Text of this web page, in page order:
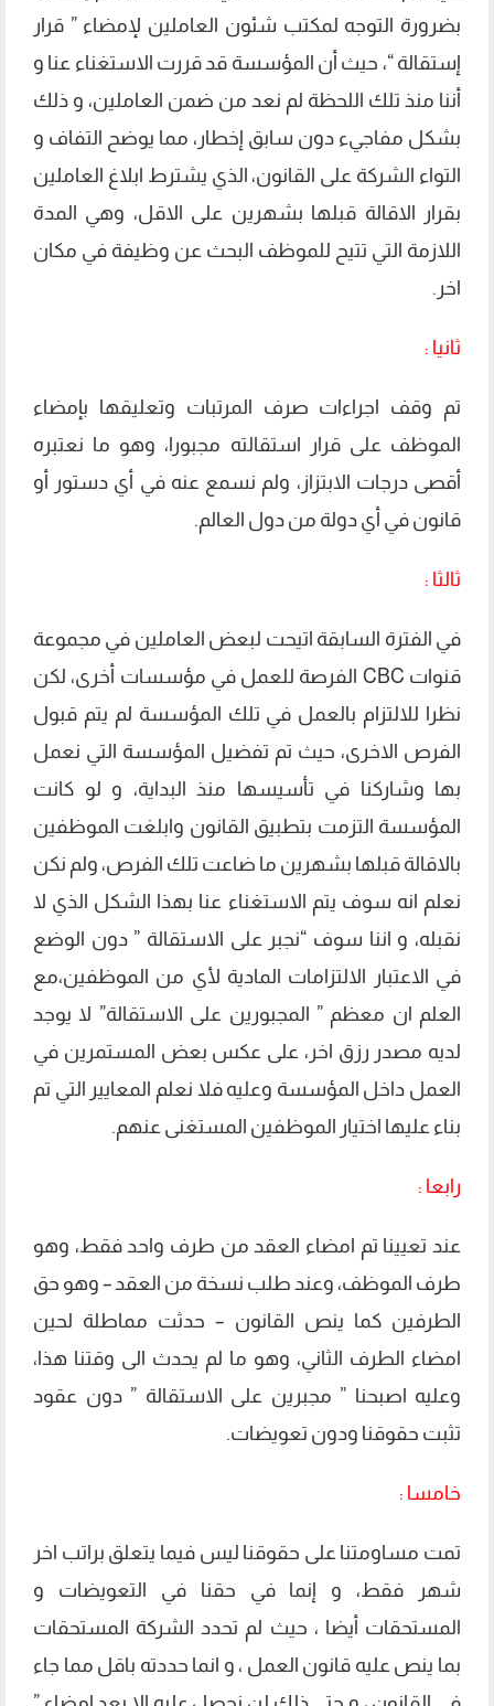
بضرورة التوجه لمكتب شئون العاملين لإمضاء ” قرار
إستقالة “، حيث أن المؤسسة قد قررت الاستغناء عنا و
أننا منذ تلك اللحظة لم نعد من ضمن العاملين، و ذلك
بشكل مفاجيء دون سابق إخطار، مما يوضح التفاف و
التواء الشركة على القانون، الذي يشترط ابلاغ العاملين
بقرار الاقالة قبلها بشهرين على الاقل، وهي المدة
اللازمة التي تتيح للموظف البحث عن وظيفة في مكان
اخر.
ثانيا :
تم وقف اجراءات صرف المرتبات وتعليقها بإمضاء
الموظف على قرار استقالته مجبورا، وهو ما نعتبره
أقصى درجات الابتزاز، ولم نسمع عنه في أي دستور أو
قانون في أي دولة من دول العالم.
ثالثا :
في الفترة السابقة اتيحت لبعض العاملين في مجموعة
قنوات CBC الفرصة للعمل في مؤسسات أخرى، لكن
نظرا للالتزام بالعمل في تلك المؤسسة لم يتم قبول
الفرص الاخرى، حيث تم تفضيل المؤسسة التي نعمل
بها وشاركنا في تأسيسها منذ البداية، و لو كانت
المؤسسة التزمت بتطبيق القانون وابلغت الموظفين
بالاقالة قبلها بشهرين ما ضاعت تلك الفرص، ولم نكن
نعلم انه سوف يتم الاستغناء عنا بهذا الشكل الذي لا
نقبله، و اننا سوف “نجبر على الاستقالة ” دون الوضع
في الاعتبار الالتزامات المادية لأي من الموظفين،مع
العلم ان معظم ” المجبورين على الاستقالة” لا يوجد
لديه مصدر رزق اخر، على عكس بعض المستمرين في
العمل داخل المؤسسة وعليه فلا نعلم المعايير التي تم
بناء عليها اختيار الموظفين المستغنى عنهم.
رابعا :
عند تعيينا تم امضاء العقد من طرف واحد فقط، وهو
طرف الموظف، وعند طلب نسخة من العقد – وهو حق
الطرفين كما ينص القانون – حدثت مماطلة لحين
امضاء الطرف الثاني، وهو ما لم يحدث الى وقتنا هذا،
وعليه اصبحنا ” مجبرين على الاستقالة ” دون عقود
تثبت حقوقنا ودون تعويضات.
خامسا :
تمت مساومتنا على حقوقنا ليس فيما يتعلق براتب اخر
شهر فقط، و إنما في حقنا في التعويضات و
المستحقات أيضا ، حيث لم تحدد الشركة المستحقات
بما ينص عليه قانون العمل ، و انما حددته باقل مما جاء